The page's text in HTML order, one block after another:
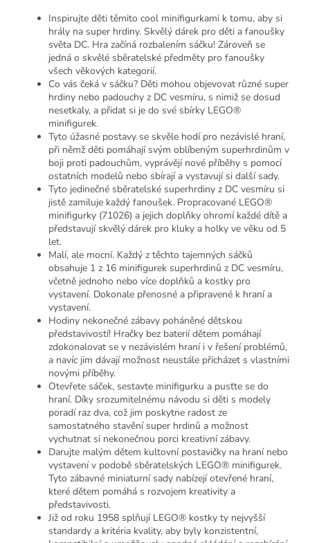
Inspirujte děti těmito cool minifigurkami k tomu, aby si
hrály na super hrdiny. Skvělý dárek pro děti a fanoušky
světa DC. Hra začíná rozbalením sáčku! Zároveň se
jedná o skvělé sběratelské předměty pro fanoušky
všech věkových kategorií.
Co vás čeká v sáčku? Děti mohou objevovat různé super
hrdiny nebo padouchy z DC vesmíru, s nimiž se dosud
nesetkaly, a přidat si je do své sbírky LEGO®
minifigurek.
Tyto úžasné postavy se skvěle hodí pro nezávislé hraní,
při němž děti pomáhají svým oblíbeným superhrdinům v
boji proti padouchům, vyprávějí nové příběhy s pomocí
ostatních modelů nebo sbírají a vystavují si další sady.
Tyto jedinečné sběratelské superhrdiny z DC vesmíru si
jistě zamiluje každý fanoušek. Propracované LEGO®
minifigurky (71026) a jejich doplňky ohromí každé dítě a
představují skvělý dárek pro kluky a holky ve věku od 5
let.
Malí, ale mocní. Každý z těchto tajemných sáčků
obsahuje 1 z 16 minifigurek superhrdinů z DC vesmíru,
včetně jednoho nebo více doplňků a kostky pro
vystavení. Dokonale přenosné a připravené k hraní a
vystavení.
Hodiny nekonečné zábavy poháněné dětskou
představivostí! Hračky bez baterií dětem pomáhají
zdokonalovat se v nezávislém hraní i v řešení problémů,
a navíc jim dávají možnost neustále přicházet s vlastními
novými příběhy.
Otevřete sáček, sestavte minifigurku a pusťte se do
hraní. Díky srozumitelnému návodu si děti s modely
poradí raz dva, což jim poskytne radost ze
samostatného stavění super hrdinů a možnost
vychutnat si nekonečnou porci kreativní zábavy.
Darujte malým dětem kultovní postavičky na hraní nebo
vystavení v podobě sběratelských LEGO® minifigurek.
Tyto zábavné miniaturní sady nabízejí otevřené hraní,
které dětem pomáhá s rozvojem kreativity a
představivosti.
Již od roku 1958 splňují LEGO® kostky ty nejvyšší
standardy a kritéria kvality, aby byly konzistentní,